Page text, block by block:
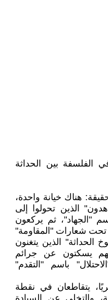
الفلسفة بين الحداثة
هناك خيانة واحدة،
الذين تحولوا إلى
"الجهاد"، ثم يركعون
تحت شعارات "المقاومة"
الحداثة" الذين يتغنون
يسكتون عن جرائم
باسم "التقدم"
يتقاطعان في نقطة